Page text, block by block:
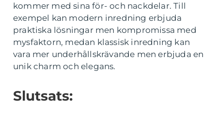
kommer med sina för- och nackdelar. Till
exempel kan modern inredning erbjuda
praktiska lösningar men kompromissa med
mysfaktorn, medan klassisk inredning kan
vara mer underhållskrävande men erbjuda en
unik charm och elegans.
Slutsats: